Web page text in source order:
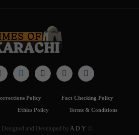
Fact Checking Policy
Policy
Terms & Conditions
Ethics Policy
© Copyright 2025. Designed and Developed by
A D Y